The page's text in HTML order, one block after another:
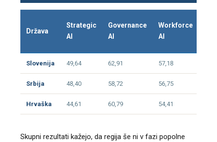
Država
Strategic
AI
Governance
AI
Workforce
AI
Slovenija 49,64 62,91 57,18
Srbija 48,40 58,72 56,75
Hrvaška 44,61 60,79 54,41
Skupni rezultati kažejo, da regija še ni v fazi popolne